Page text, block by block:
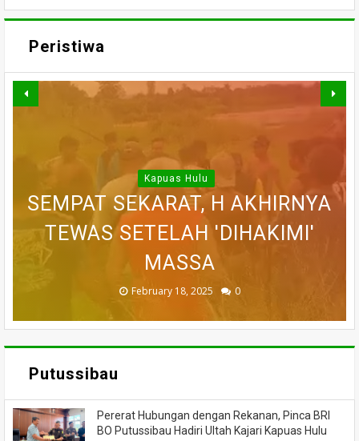
Peristiwa
WARGA DESA SEI AJUNG YANG
DILAPORKAN HILANG SAAT
MEMANCING DITEMUKAN
MENINGGAL DUNIA
July 05, 2026 0
SI JAGO MERAH MENGAMUK,
BELASAN RUKO DI KAWASAN
PASAR MERDEKA PUTUSSIBAU
HANGUS
November 27, 2025 0
PEDULI KORBAN KEBAKARAN,
KORAMIL BADAU BERI
BANTUAN
March 26, 2025 0
BELASAN TOKO PAKAIAN DI
PUTUSSIBAU LUDES DILALAP
API
March 13, 2025 0
Kapuas Hulu
SEMPAT SEKARAT, H AKHIRNYA
TEWAS SETELAH 'DIHAKIMI'
MASSA
February 18, 2025 0
Putussibau
Pererat Hubungan dengan Rekanan, Pinca BRI
BO Putussibau Hadiri Ultah Kajari Kapuas Hulu